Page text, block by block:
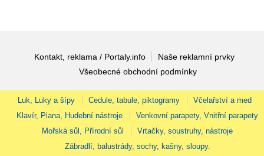
Kontakt, reklama / Portaly.info
Naše reklamní prvky
Všeobecné obchodní podmínky
Luk, Luky a šípy Cedule, tabule, piktogramy
Včelařství a med
Klavír, Piana, Hudební nástroje
Venkovní parapety, Vnitřní parapety
Mořská sůl, Přírodní sůl
Vrtačky, soustruhy, nástroje
Zábradlí, balustrády, sochy, kašny, sloupy.